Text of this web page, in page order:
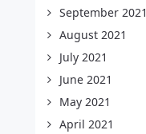
September 2021
August 2021
July 2021
June 2021
May 2021
April 2021